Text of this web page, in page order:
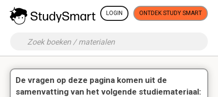
LOGIN ONTDEK STUDY SMART
De vragen op deze pagina komen uit de
samenvatting van het volgende studiemateriaal: